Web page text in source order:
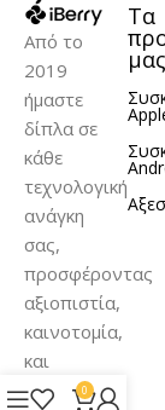
Από το
2019
ήμαστε
δίπλα σε
κάθε
τεχνολογική
ανάγκη
σας,
προσφέροντας
αξιοπιστία,
καινοτομία,
και
σωστή
Τα
μας
0